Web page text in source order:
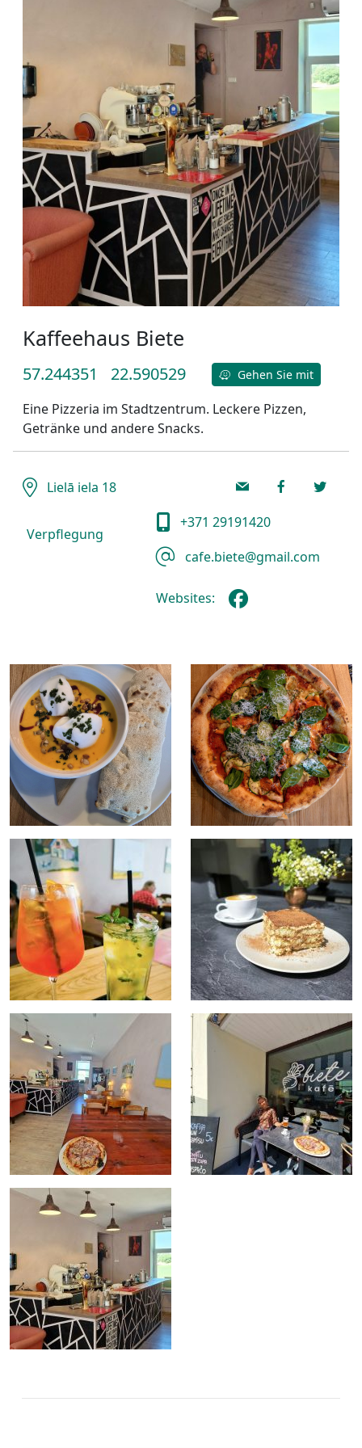
Kaffeehaus Biete
57.244351 22.590529 Gehen Sie mit
Eine Pizzeria im Stadtzentrum. Leckere Pizzen,
Getränke und andere Snacks.
Lielā iela 18
Verpflegung
+371 29191420
cafe.biete@gmail.com
Websites: